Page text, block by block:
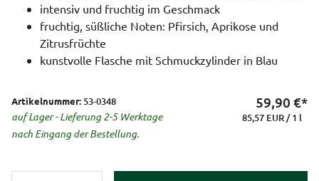
intensiv und fruchtig im Geschmack
fruchtig, süßliche Noten: Pfirsich, Aprikose und
Zitrusfrüchte
kunstvolle Flasche mit Schmuckzylinder in Blau
Artikelnummer: 53-0348
auf Lager - Lieferung 2-5 Werktage
nach Eingang der Bestellung.
59,90 €*
85,57 EUR / 1 l